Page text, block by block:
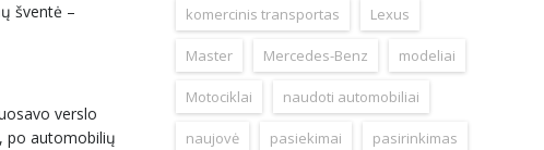
šventė –
verslo
po automobilių
komercinis transportas Lexus
Master Mercedes-Benz modeliai
Motociklai naudoti automobiliai
naujovė pasiekimai pasirinkimas